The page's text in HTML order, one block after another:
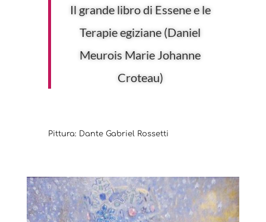
Il grande libro di Essene e le
Terapie egiziane (Daniel
Meurois Marie Johanne
Croteau)
Pittura: Dante Gabriel Rossetti